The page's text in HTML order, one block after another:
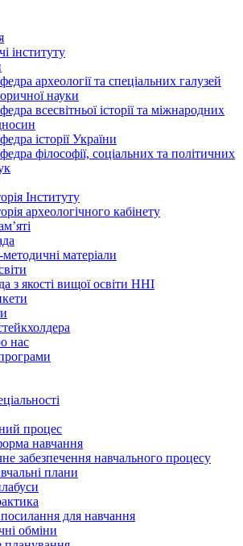
інституту
археології та спеціальних галузей
науки
всесвітньої історії та міжнародних
історії України
філософії, соціальних та політичних
Інституту
археологічного кабінету
матеріали
з якості вищої освіти ННІ
нас
процес
навчання
забезпечення навчального процесу
плани
для навчання
обміни